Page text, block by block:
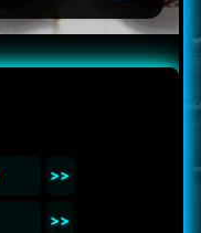
>>
>>